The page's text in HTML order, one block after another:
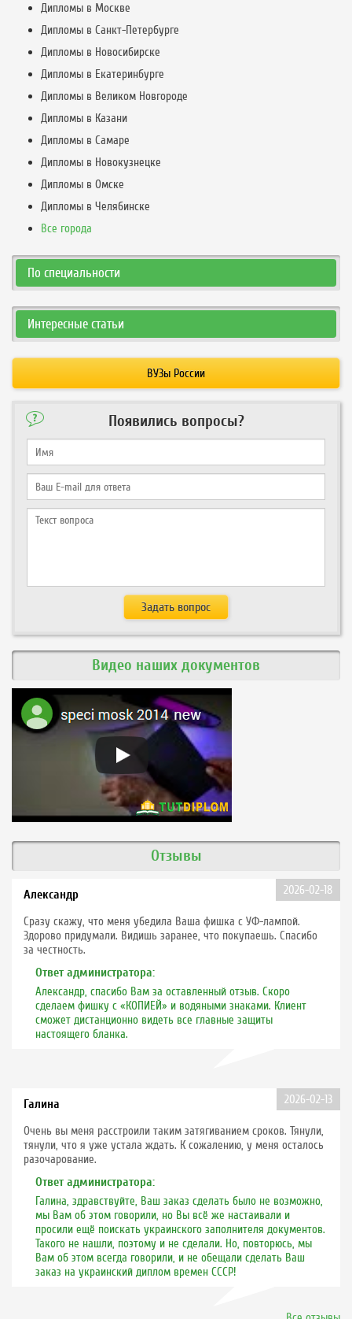
Дипломы в Москве
Дипломы в Санкт-Петербурге
Дипломы в Новосибирске
Дипломы в Екатеринбурге
Дипломы в Великом Новгороде
Дипломы в Казани
Дипломы в Самаре
Дипломы в Новокузнецке
Дипломы в Омске
Дипломы в Челябинске
Все города
По специальности
Интересные статьи
ВУЗы России
Появились вопросы?
Видео наших документов
Отзывы
Александр 2026-02-18
Сразу скажу, что меня убедила Ваша фишка с УФ-лампой.
Здорово придумали. Видишь заранее, что покупаешь. Спасибо
за честность.
Ответ администратора:
Александр, спасибо Вам за оставленный отзыв. Скоро
сделаем фишку с «КОПИЕЙ» и водяными знаками. Клиент
сможет дистанционно видеть все главные защиты
настоящего бланка.
Галина 2026-02-13
Очень вы меня расстроили таким затягиванием сроков. Тянули,
тянули, что я уже устала ждать. К сожалению, у меня осталось
разочарование.
Ответ администратора:
Галина, здравствуйте, Ваш заказ сделать было не возможно,
мы Вам об этом говорили, но Вы всё же настаивали и
просили ещё поискать украинского заполнителя документов.
Такого не нашли, поэтому и не сделали. Но, повторюсь, мы
Вам об этом всегда говорили, и не обещали сделать Ваш
заказ на украинский диплом времен СССР!